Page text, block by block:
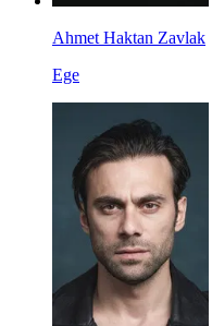
Ahmet Haktan Zavlak
Ege